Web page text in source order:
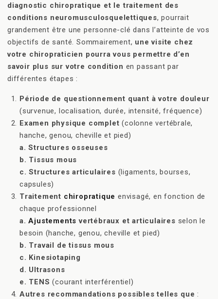
diagnostic chiropratique et le traitement des
conditions neuromusculosquelettiques, pourrait
grandement être une personne-clé dans l’atteinte de vos
objectifs de santé. Sommairement, une visite chez
votre chiropraticien pourra vous permettre d’en
savoir plus sur votre condition en passant par
différentes étapes :
Période de questionnement quant à votre douleur
(survenue, localisation, durée, intensité, fréquence)
Examen physique complet (colonne vertébrale,
hanche, genou, cheville et pied)
a. Structures osseuses
b. Tissus mous
c. Structures articulaires (ligaments, bourses,
capsules)
Traitement chiropratique envisagé, en fonction de
chaque professionnel
a.Ajustements vertébraux et articulaires selon le
besoin (hanche, genou, cheville et pied)
b. Travail de tissus mous
c. Kinesiotaping
d. Ultrasons
e. TENS (courant interférentiel)
Autres recommandations possibles telles que :